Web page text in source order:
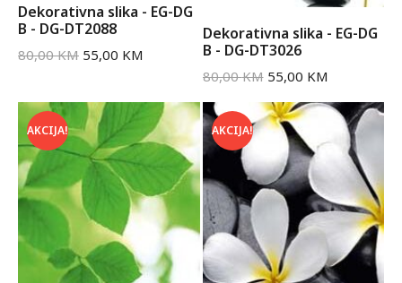
Dekorativna slika - EG-DG
B - DG-DT2088
80,00KM 55,00 KM
Dekorativna slika - EG-DG
B - DG-DT3026
80,00KM 55,00 KM
AKCIJA! AKCIJA!